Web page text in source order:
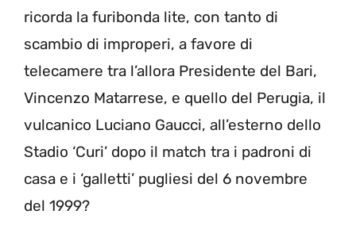
ricorda la furibonda lite, con tanto di
scambio di improperi, a favore di
telecamere tra l’allora Presidente del Bari,
Vincenzo Matarrese, e quello del Perugia, il
vulcanico Luciano Gaucci, all’esterno dello
Stadio ‘Curi’ dopo il match tra i padroni di
casa e i ‘galletti’ pugliesi del 6 novembre
del 1999?